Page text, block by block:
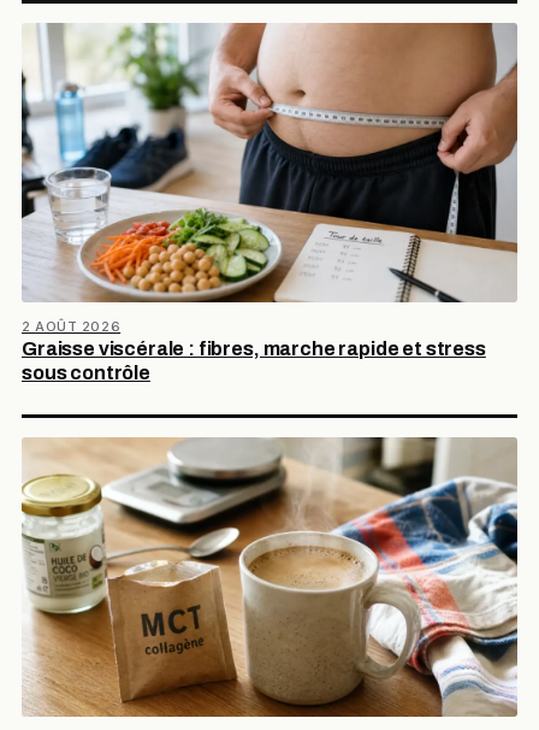
Graisse viscérale : fibres, marche rapide et stress
sous contrôle
2 AOÛT 2026